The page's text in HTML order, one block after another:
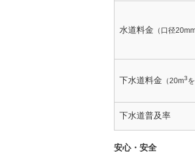
水道料金 （口径
下水道料金 （20m3
下水道普及率
安心・安全